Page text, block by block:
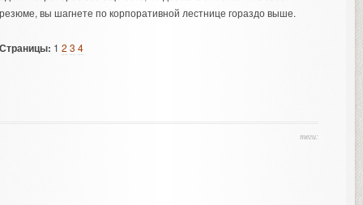
вы шагнете по корпоративной лестнице гораздо выше.
1 2 3 4
теги: